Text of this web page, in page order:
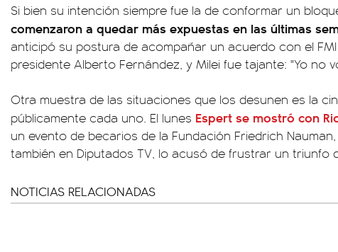
Si bien su intención siempre fue la de conformar un
comenzaron a quedar más expuestas en las últimas
anticipó su postura de acompañar un acuerdo con el
presidente Alberto Fernández, y Milei fue tajante: "Yo no
Otra muestra de las situaciones que los desunen es la
públicamente cada uno. El lunes Espert se mostró con
un evento de becarios de la Fundación Friedrich
también en Diputados TV, lo acusó de frustrar un triunfo
NOTICIAS RELACIONADAS